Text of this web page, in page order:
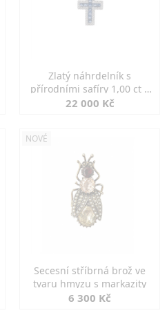
Zlatý náhrdelník s
přírodními safíry 1,00 ct a
diamanty
22 000 Kč
NOVÉ
Secesní stříbrná brož ve
tvaru hmyzu s markazity
6 300 Kč